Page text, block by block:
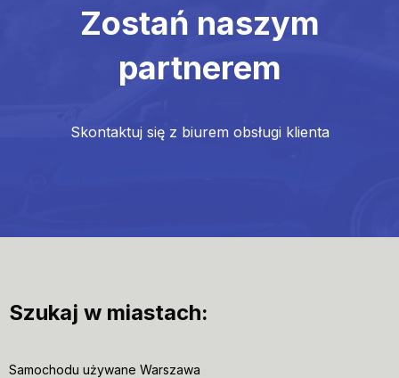
Zostań naszym
partnerem
Skontaktuj się z biurem obsługi klienta
Szukaj w miastach:
Samochodu używane Warszawa